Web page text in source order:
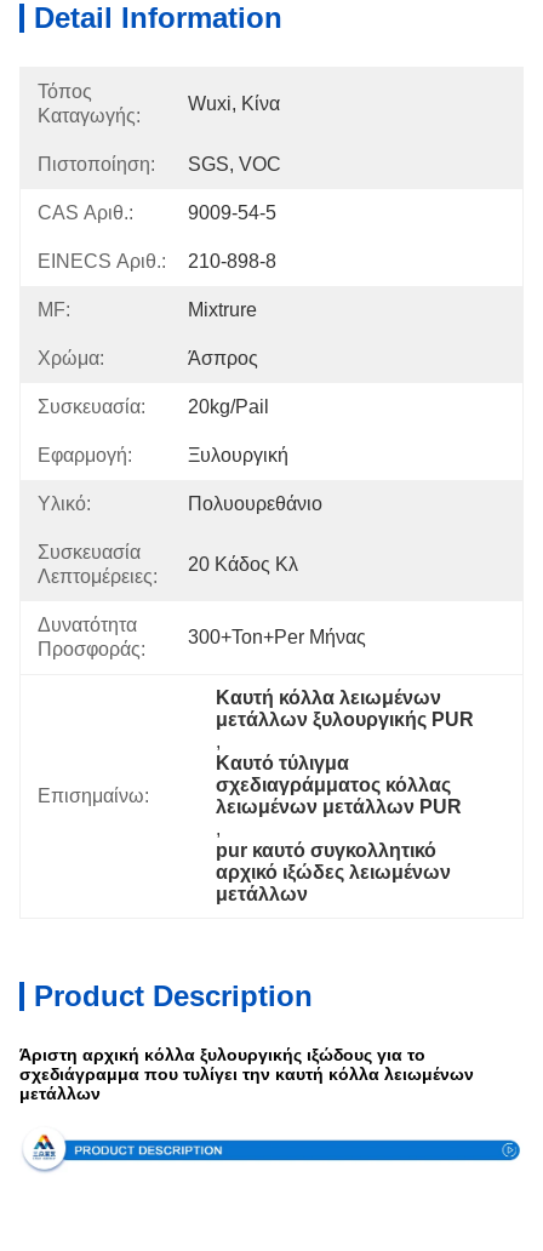
Detail Information
Τόπος
Καταγωγής:
Wuxi, Κίνα
Πιστοποίηση: SGS, VOC
CAS Αριθ.: 9009-54-5
EINECS Αριθ.: 210-898-8
MF: Mixtrure
Χρώμα: Άσπρος
Συσκευασία: 20kg/pail
Εφαρμογή: Ξυλουργική
Υλικό: Πολυουρεθάνιο
Συσκευασία
Λεπτομέρειες:
20 Κάδος Κλ
Δυνατότητα
Προσφοράς:
300+Ton+per Μήνας
Επισημαίνω:
Καυτή κόλλα λειωμένων
μετάλλων ξυλουργικής PUR
,
Καυτό τύλιγμα
σχεδιαγράμματος κόλλας
λειωμένων μετάλλων PUR
,
pur καυτό συγκολλητικό
αρχικό ιξώδες λειωμένων
μετάλλων
Product Description
Άριστη αρχική κόλλα ξυλουργικής ιξώδους για το
σχεδιάγραμμα που τυλίγει την καυτή κόλλα λειωμένων
μετάλλων